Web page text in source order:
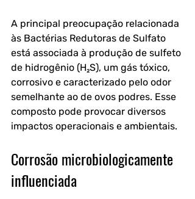
A principal preocupação relacionada
às Bactérias Redutoras de Sulfato
está associada à produção de sulfeto
de hidrogênio (H₂S), um gás tóxico,
corrosivo e caracterizado pelo odor
semelhante ao de ovos podres. Esse
composto pode provocar diversos
impactos operacionais e ambientais.
Corrosão microbiologicamente
influenciada